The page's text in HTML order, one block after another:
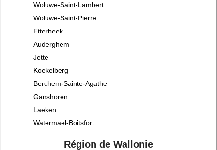
Woluwe-Saint-Lambert
Woluwe-Saint-Pierre
Etterbeek
Auderghem
Jette
Koekelberg
Berchem-Sainte-Agathe
Ganshoren
Laeken
Watermael-Boitsfort
Région de Wallonie